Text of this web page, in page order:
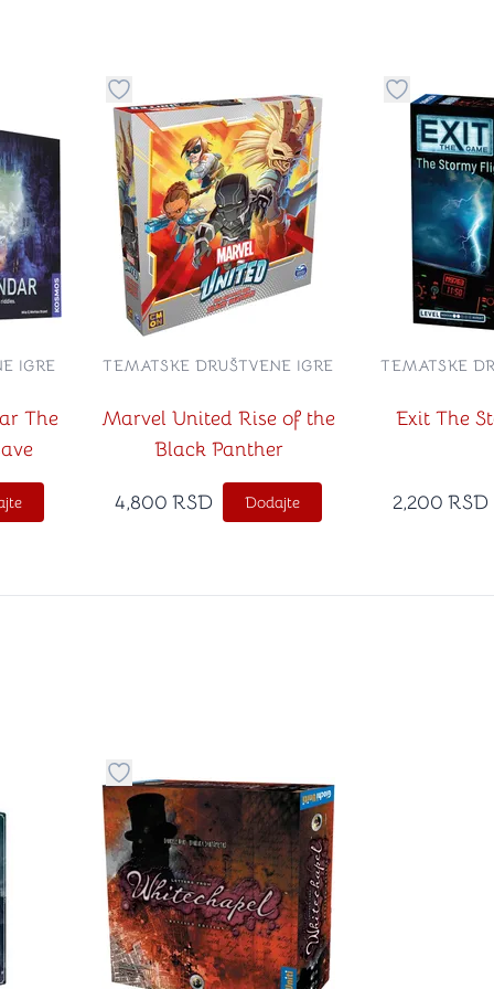
stvari u kategoriju omiljeno
The
IGRE
Dugme za dodavanje stvari u kategoriju
Marvel United Rise of the
Black Panther
TEMATSKE DRUŠTVENE IGRE
4,800 RSD Dodajte
Dugme za
Exit The
TEMATSKE
2,200 RSD
stvari u kategoriju omiljeno
Dugme za dodavanje stvari u kategoriju omiljeno